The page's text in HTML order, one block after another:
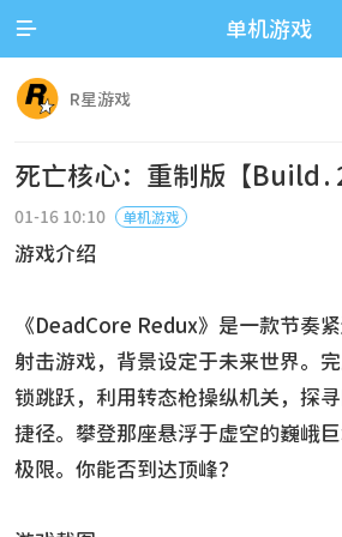
 单机游戏
R星游戏
死亡核心：重制版【
01-16 10:10 单机游戏
游戏介绍
《DeadCore Redux》是一款节奏
射击游戏，背景设定于未来世界。
锁跳跃，利用转态枪操纵机关，探
捷径。攀登那座悬浮于虚空的巍峨
极限。你能否到达顶峰？